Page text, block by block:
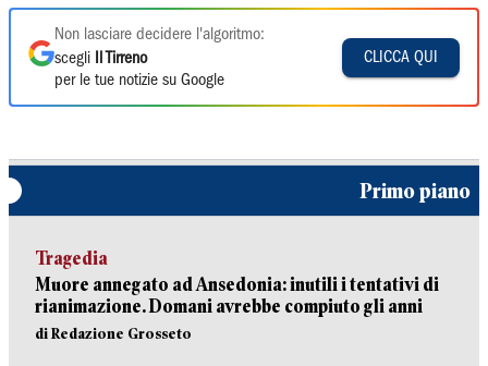
Non lasciare decidere l'algoritmo:
scegli
Il Tirreno
per le tue notizie su Google
CLICCA QUI
Primo piano
Tragedia
Muore annegato ad Ansedonia: inutili i tentativi di
rianimazione. Domani avrebbe compiuto gli anni
di Redazione Grosseto